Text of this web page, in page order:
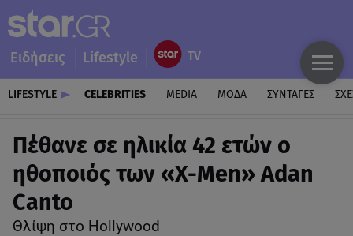
Ειδήσεις Lifestyle
LIFESTYLE CELEBRITIES MEDIA ΜΟΔΑ ΣΥΝΤΑΓΕΣ
Πέθανε σε ηλικία 42 ετών ο
ηθοποιός των «X-Men» Adan
Canto
Θλίψη στο Hollywood